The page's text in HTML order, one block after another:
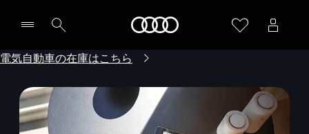
電気自動車の在庫はこちら